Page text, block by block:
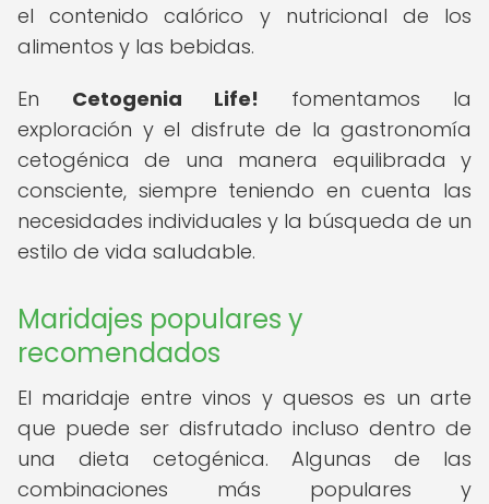
el contenido calórico y nutricional de los
alimentos y las bebidas.
En Cetogenia Life! fomentamos la
exploración y el disfrute de la gastronomía
cetogénica de una manera equilibrada y
consciente, siempre teniendo en cuenta las
necesidades individuales y la búsqueda de un
estilo de vida saludable.
Maridajes populares y
recomendados
El maridaje entre vinos y quesos es un arte
que puede ser disfrutado incluso dentro de
una dieta cetogénica. Algunas de las
combinaciones más populares y